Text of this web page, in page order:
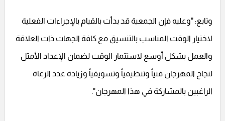
وتابع: "وعليه فإن الجمعية قد بدأت بالقيام بالإجراءات الفعلية
لاختيار الوقت المناسب بالتنسيق مع كافة الجهات ذات العلاقة
والعمل بشكل أوسع لاستثمار الوقت لضمان الإعداد الأمثل
لنجاح المهرجان فنياً وتنظيمياً وتسويقياً وزيادة عدد الرعاة
الراغبين بالمشاركة في هذا المهرجان".